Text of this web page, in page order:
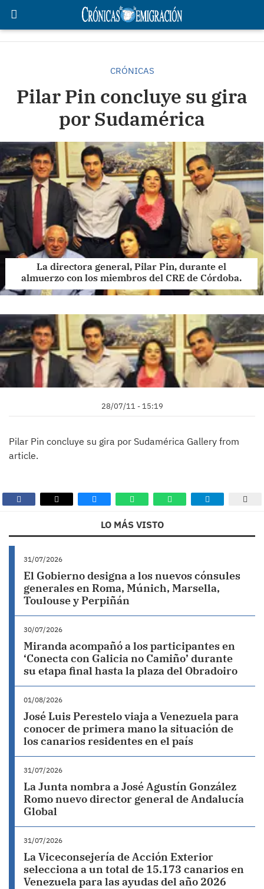
CRÓNICAS
Pilar Pin concluye su gira
por Sudamérica
La directora general, Pilar Pin, durante el
almuerzo con los miembros del CRE de Córdoba.
28/07/11 - 15:19
Pilar Pin concluye su gira por Sudamérica Gallery from
article.
LO MÁS VISTO
31/07/2026
El Gobierno designa a los nuevos cónsules
generales en Roma, Múnich, Marsella,
Toulouse y Perpiñán
30/07/2026
Miranda acompañó a los participantes en
‘Conecta con Galicia no Camiño’ durante
su etapa final hasta la plaza del Obradoiro
01/08/2026
José Luis Perestelo viaja a Venezuela para
conocer de primera mano la situación de
los canarios residentes en el país
31/07/2026
La Junta nombra a José Agustín González
Romo nuevo director general de Andalucía
Global
31/07/2026
La Viceconsejería de Acción Exterior
selecciona a un total de 15.173 canarios en
Venezuela para las ayudas del año 2026